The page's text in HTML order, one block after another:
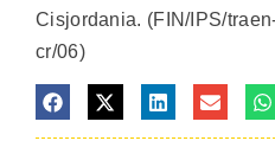
Cisjordania. (FIN/IPS/
cr/06)